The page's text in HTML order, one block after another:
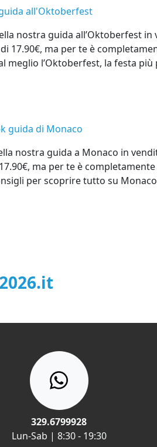
all'Oktoberfest
nostra guida all’Oktoberfest in
17.90€, ma per te è
meglio l’Oktoberfest, la festa più
guida di Monaco
nostra guida a Monaco in
ma per te è
per scoprire tutto su
329.6799928
Lun-Sab | 8:30 - 19:30